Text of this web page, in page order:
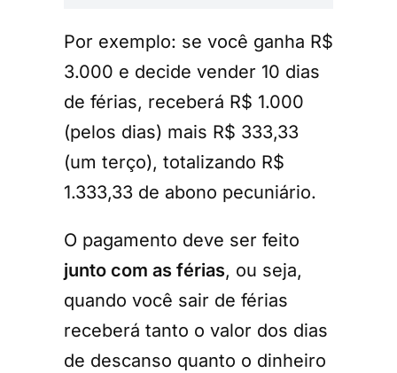
Por exemplo: se você ganha R$
3.000 e decide vender 10 dias
de férias, receberá R$ 1.000
(pelos dias) mais R$ 333,33
(um terço), totalizando R$
1.333,33 de abono pecuniário.
O pagamento deve ser feito
junto com as férias, ou seja,
quando você sair de férias
receberá tanto o valor dos dias
de descanso quanto o dinheiro